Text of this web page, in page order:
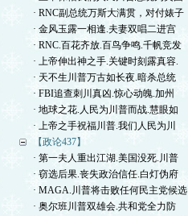
· RNC副总统万斯大满贯，对付婊子
· 金风玉露一相逢.夫妻双唱二进宫
· RNC.百花齐放.百鸟争鸣.千帆竞发
· 上帝伸出神之手.关键时刻露真容.
· 天不生川普万古如长夜.暗杀总统
· FBI追查刺川真凶.惊心动魄.加州
· 地球之花.人民为川普而战.慧眼如
· 上帝之手祝福川普.我们人民为川
【政论437】
· 第一夫人重出江湖.美国没死.川普
· 窃选后果.丧失政治信任.白灯伪府
· MAGA.川普将击败任何民主党候选
· 奥尔班川普双雄会.共和党全力防